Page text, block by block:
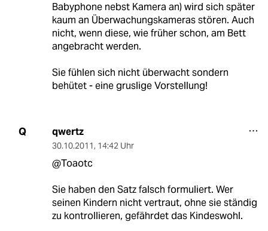
Babyphone nebst Kamera an) wird sich später
kaum an Überwachungskameras stören. Auch
nicht, wenn diese, wie früher schon, am Bett
angebracht werden.
Sie fühlen sich nicht überwacht sondern
behütet - eine gruslige Vorstellung!
Q qwertz
30.10.2011, 14:42 Uhr
@Toaotc
Sie haben den Satz falsch formuliert. Wer
seinen Kindern nicht vertraut, ohne sie ständig
zu kontrollieren, gefährdet das Kindeswohl.